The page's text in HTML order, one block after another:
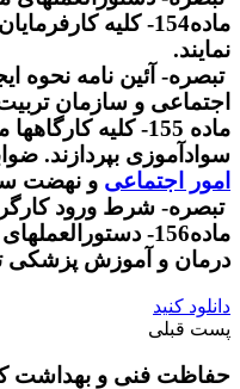
ماده154- کلیه
نمایند.
تبصره- آئین نامه
اجتماعی و سازمان
ماده 155- کلیه
سوادآموزی بپردازند.
امور اجتماعی و نهضت
تبصره- شرط ورود
ماده156-
درمان و آموزش پزشکی
دانلود کنید
پست قبلی
حفاظت فنی و بهداشت